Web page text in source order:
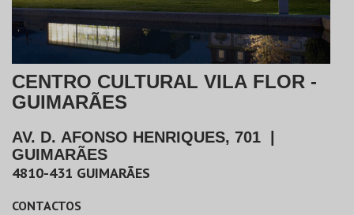
CENTRO CULTURAL VILA FLOR -
GUIMARÃES
AV. D. AFONSO HENRIQUES, 701
GUIMARÃES
4810-431 GUIMARÃES
CONTACTOS